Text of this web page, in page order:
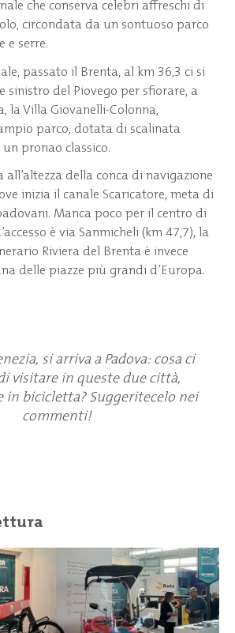
che conserva celebri affreschi di
circondata da un sontuoso parco
e serre.
passato il Brenta, al km 36,3 ci si
sinistro del Piovego per sfiorare, a
la Villa Giovanelli-Colonna,
parco, dotata di scalinata
pronao classico.
all’altezza della conca di navigazione
inizia il canale Scaricatore, meta di
Manca poco per il centro di
è via Sanmicheli (km 47,7), la
Riviera del Brenta è invece
delle piazze più grandi d’Europa.
si arriva a Padova: cosa ci
visitare in queste due città,
bicicletta? Suggeritecelo nei
commenti!